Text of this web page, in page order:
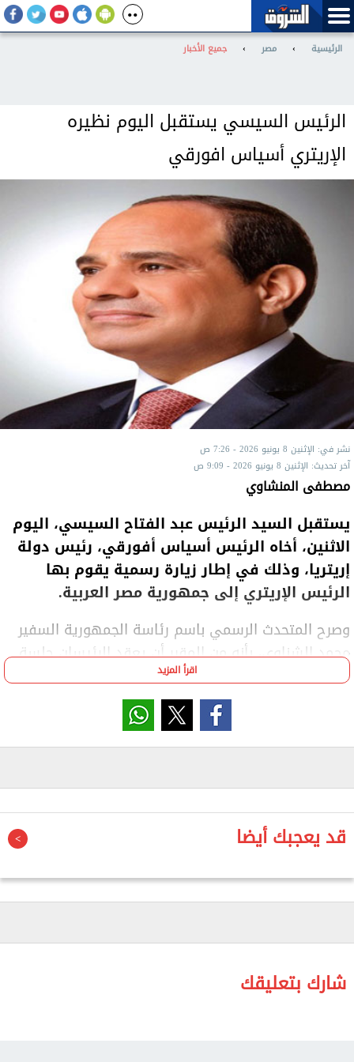
الرئيسية › مصر › جميع الأخبار
الرئيس السيسي يستقبل اليوم نظيره
الإريتري أسياس افورقي
نشر في: الإثنين 8 يونيو 2026 - 7:26 ص
آخر تحديث: الإثنين 8 يونيو 2026 - 9:09 ص
مصطفى المنشاوي
يستقبل السيد الرئيس عبد الفتاح السيسي، اليوم
الاثنين، أخاه الرئيس أسياس أفورقي، رئيس دولة
إريتريا، وذلك في إطار زيارة رسمية يقوم بها
الرئيس الإريتري إلى جمهورية مصر العربية.
وصرح المتحدث الرسمي باسم رئاسة الجمهورية السفير
محمد الشناوي، بأنه من المقرر أن يعقد الرئيسان جلسة
مباحثات ثنائية تتناول سبل تعزيز العلاقات الأخوية
والتعاون المشترك بين البلدين في مختلف المجالات، بما
يخدم مصالح الشعبين الشقيقين ويعزز التنسيق الثنائي.
كما تشهد المباحثات تبادل وجهات النظر والتشاور بشأن
المشترك، في ضوء التحديات التي تشهدها المنطقة،
وبما يسهم في دعم الأمن والاستقرار وتحقيق المصالح
المشتركة للبلدين.
اقرأ المزيد
قد يعجبك أيضا
شارك بتعليقك